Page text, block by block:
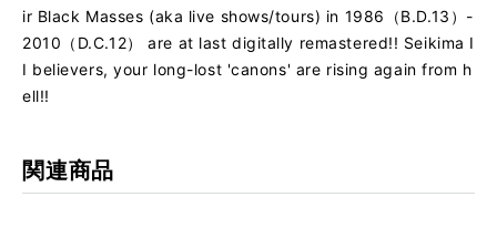
ir Black Masses (aka live shows/tours) in 1986（B.D.13）-
2010（D.C.12） are at last digitally remastered!! Seikima I
I believers, your long-lost 'canons' are rising again from h
ell!!
関連商品